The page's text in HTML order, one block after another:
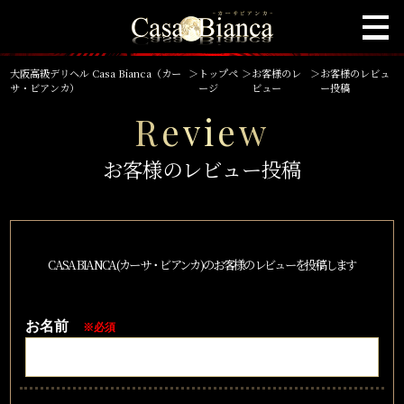
大阪高級デリヘル Casa Bianca（カー
サ・ビアンカ）
＞ トップペ
ージ
＞お客様のレ
ビュー
＞お客様のレビュ
ー投稿
Review
お客様のレビュー投稿
CASA BIANCA(カーサ・ビアンカ)のお客様のレビューを投稿します
お名前 ※必須